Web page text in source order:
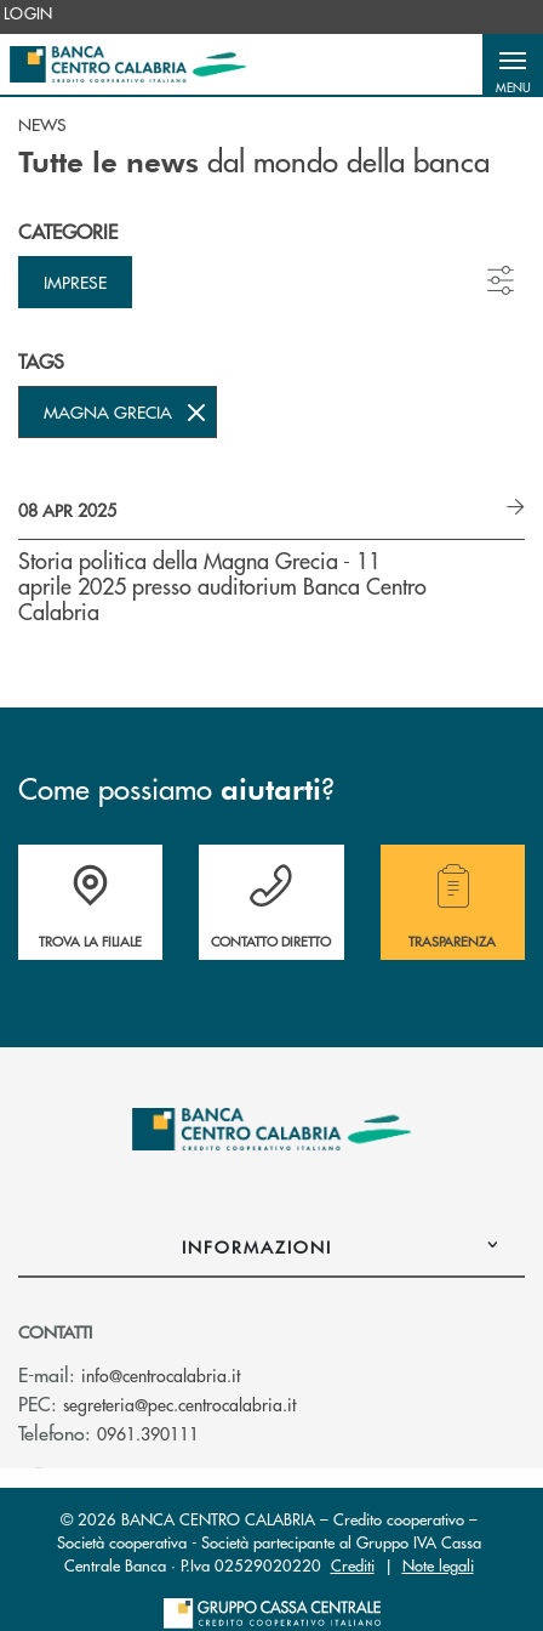
Salta al contenuto principale
LOGIN
MENU
NEWS
Tutte le news dal mondo della banca
CATEGORIE
IMPRESE
TAGS
MAGNA GRECIA
08 APR 2025
Storia politica della Magna Grecia - 11
aprile 2025 presso auditorium Banca Centro
Calabria
Come possiamo aiutarti?
Accedi all' elenco completo delle filiali .
TROVA LA FILIALE
Hai bisogno di assistenza immediata ?
CONTATTO DIRETTO
Hai bisogno di
TRASPARENZA
INFORMAZIONI
CONTATTI
E-mail: info@centrocalabria.it(si apre l’app di posta elettronica)
PEC: segreteria@pec.centrocalabria.it(si apre l’app di posta
Telefono: 0961.390111
© 2026 BANCA CENTRO CALABRIA – Credito cooperativo –
Società cooperativa - Società partecipante al Gruppo IVA Cassa
Centrale Banca · P.Iva 02529020220 Crediti| Note legali